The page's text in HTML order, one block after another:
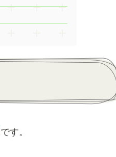
です。